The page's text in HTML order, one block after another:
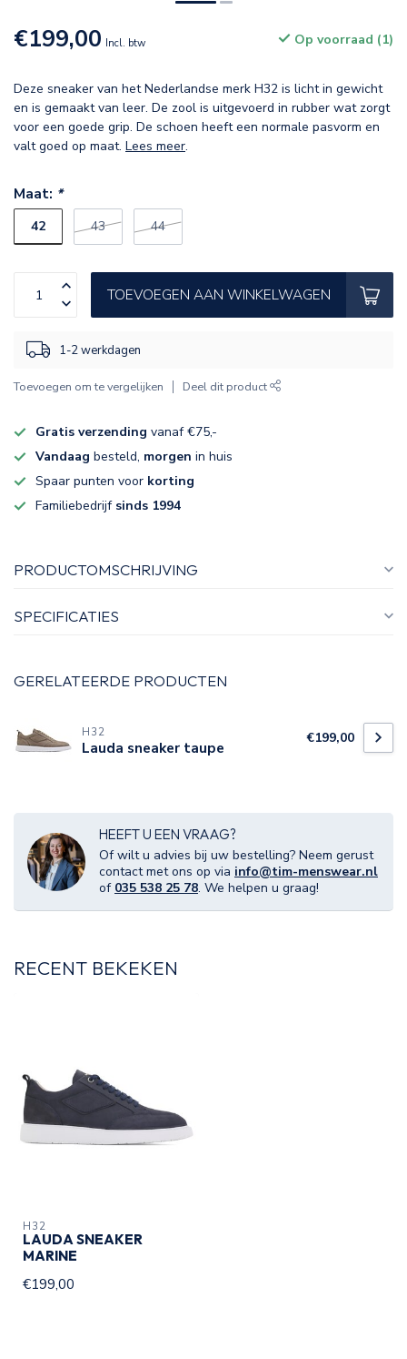
€199,00 Incl. btw Op voorraad (1)
Deze sneaker van het Nederlandse merk H32 is licht in gewicht
en is gemaakt van leer. De zool is uitgevoerd in rubber wat zorgt
voor een goede grip. De schoen heeft een normale pasvorm en
valt goed op maat. Lees meer.
Maat: *
42 43 44
TOEVOEGEN AAN WINKELWAGEN
1-2 werkdagen
Toevoegen om te vergelijken Deel dit product
Gratis verzending vanaf €75,-
Vandaag besteld, morgen in huis
Spaar punten voor korting
Familiebedrijf sinds 1994
PRODUCTOMSCHRIJVING
SPECIFICATIES
GERELATEERDE PRODUCTEN
H32
Lauda sneaker taupe €199,00
HEEFT U EEN VRAAG?
Of wilt u advies bij uw bestelling? Neem gerust
contact met ons op via info@tim-menswear.nl
of 035 538 25 78. We helpen u graag!
RECENT BEKEKEN
H32
LAUDA SNEAKER
MARINE
€199,00